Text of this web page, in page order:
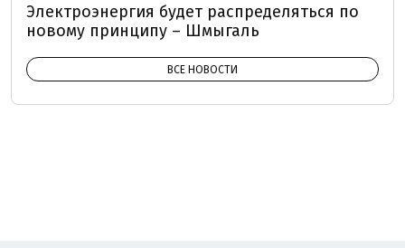
Электроэнергия будет распределяться по
новому принципу – Шмыгаль
ВСЕ НОВОСТИ